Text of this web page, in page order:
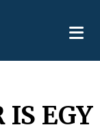
IS EGY